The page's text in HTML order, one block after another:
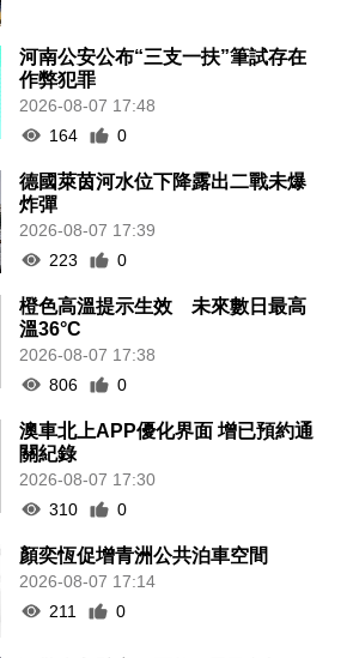
河南公安公布“三支一扶”筆試存在
作弊犯罪
2026-08-07 17:48
164
0
德國萊茵河水位下降露出二戰未爆
炸彈
2026-08-07 17:39
223
0
橙色高溫提示生效 未來數日最高
溫36°C
2026-08-07 17:38
806
0
澳車北上APP優化界面 增已預約通
關紀錄
2026-08-07 17:30
310
0
顏奕恆促增青洲公共泊車空間
2026-08-07 17:14
211
0